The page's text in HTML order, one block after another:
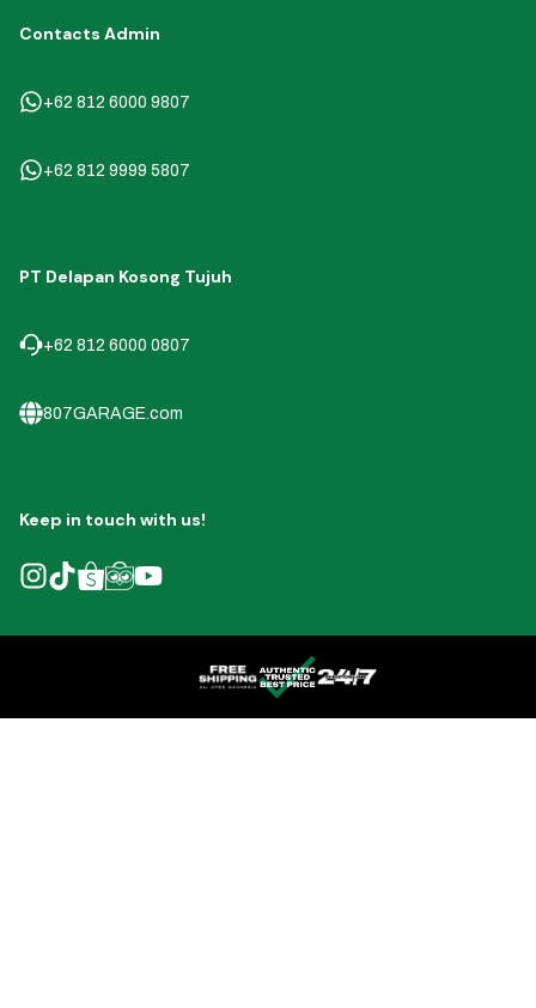
Contacts Admin
+62 812 6000 9807
+62 812 9999 5807
PT Delapan Kosong Tujuh
+62 812 6000 0807
807GARAGE.com
Keep in touch with us!